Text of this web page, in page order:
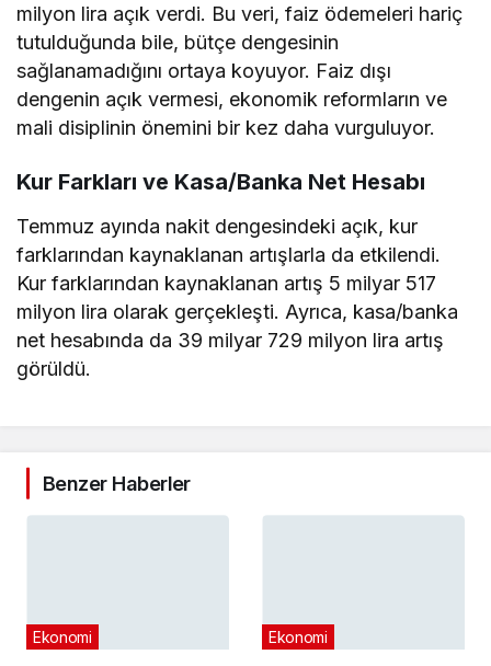
milyon lira açık verdi. Bu veri, faiz ödemeleri hariç
tutulduğunda bile, bütçe dengesinin
sağlanamadığını ortaya koyuyor. Faiz dışı
dengenin açık vermesi, ekonomik reformların ve
mali disiplinin önemini bir kez daha vurguluyor.
Kur Farkları ve Kasa/Banka Net Hesabı
Temmuz ayında nakit dengesindeki açık, kur
farklarından kaynaklanan artışlarla da etkilendi.
Kur farklarından kaynaklanan artış 5 milyar 517
milyon lira olarak gerçekleşti. Ayrıca, kasa/banka
net hesabında da 39 milyar 729 milyon lira artış
görüldü.
Benzer Haberler
Ekonomi Ekonomi